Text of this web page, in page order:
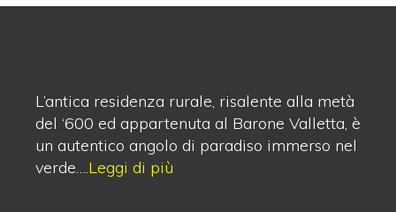
L’antica residenza rurale, risalente alla metà
del ‘600 ed appartenuta al Barone Valletta, è
un autentico angolo di paradiso immerso nel
verde….Leggi di più